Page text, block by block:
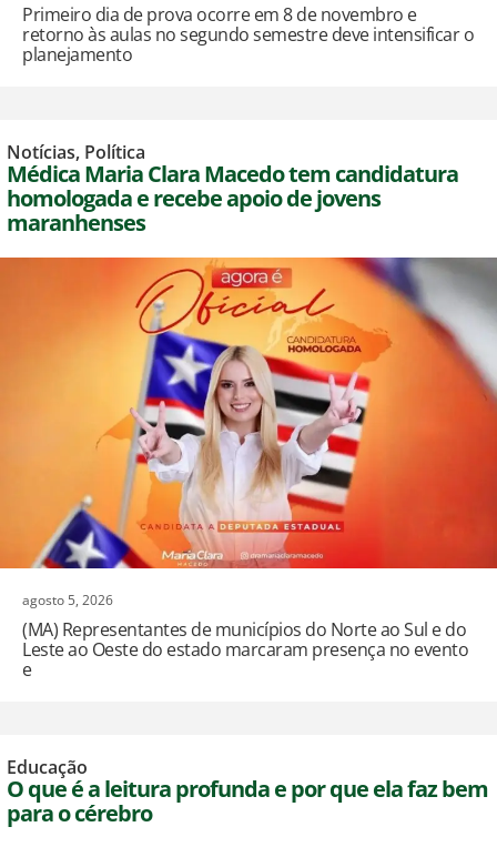
Primeiro dia de prova ocorre em 8 de novembro e
retorno às aulas no segundo semestre deve intensificar o
planejamento
Notícias, Política
Médica Maria Clara Macedo tem candidatura
homologada e recebe apoio de jovens
maranhenses
agosto 5, 2026
(MA) Representantes de municípios do Norte ao Sul e do
Leste ao Oeste do estado marcaram presença no evento
e
Educação
O que é a leitura profunda e por que ela faz bem
para o cérebro